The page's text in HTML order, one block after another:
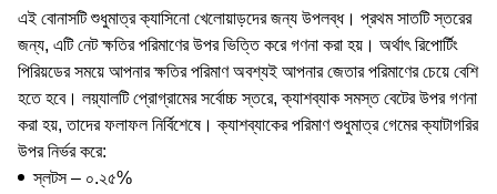
এই বোনাসটি শুধুমাত্র ক্যাসিনো খেলোয়াড়দের জন্য উপলব্ধ। প্রথম সাতটি স্তরের
জন্য, এটি নেট ক্ষতির পরিমাণের উপর ভিত্তি করে গণনা করা হয়। অর্থাৎ রিপোর্টিং
পিরিয়ডের সময়ে আপনার ক্ষতির পরিমাণ অবশ্যই আপনার জেতার পরিমাণের চেয়ে বেশি
হতে হবে। লয়্যালটি প্রোগ্রামের সর্বোচ্চ স্তরে, ক্যাশব্যাক সমস্ত বেটের উপর গণনা
করা হয়, তাদের ফলাফল নির্বিশেষে। ক্যাশব্যাকের পরিমাণ শুধুমাত্র গেমের ক্যাটাগরির
উপর নির্ভর করে:
স্লটস – ০.২৫%